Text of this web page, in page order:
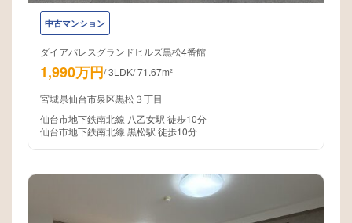
中古マンション
ダイアパレスグランドヒルズ黒松4番館
1,990万円/3LDK/71.67m²
宮城県仙台市泉区黒松３丁目
仙台市地下鉄南北線 八乙女駅 徒歩10分
仙台市地下鉄南北線 黒松駅 徒歩10分